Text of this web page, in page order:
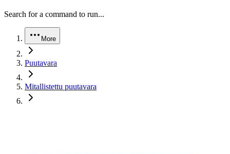
Search for a command to run...
More
Puutavara
Mitallistettu puutavara